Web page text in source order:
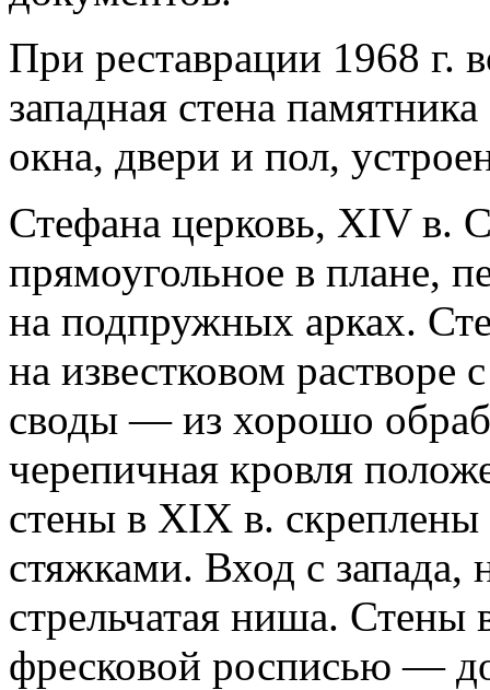
При реставрации 1968 г.
западная стена
окна, двери и пол,
Стефана церковь, XIV в.
прямоугольное в плане,
на подпружных арках.
на известковом растворе
своды — из хорошо
черепичная кровля
стены в XIX в.
стяжками. Вход с запада,
стрельчатая ниша.
фресковой росписью —